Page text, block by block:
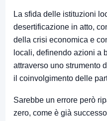
La sfida delle istituzioni
desertificazione in atto,
della crisi economica e
locali, definendo azioni a
attraverso uno strumento
il coinvolgimento delle
Sarebbe un errore però
zero, come è già